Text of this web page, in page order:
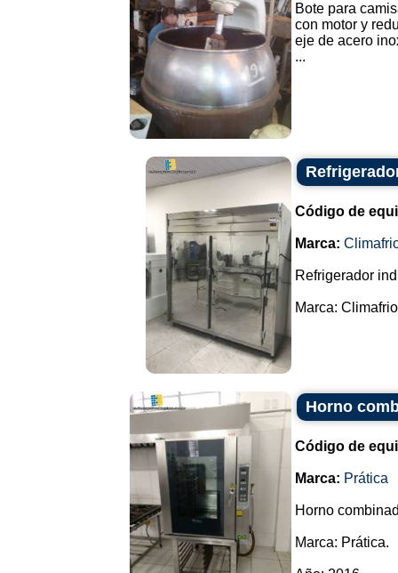
Bote para
con motor y
eje de acero
...
Código de
Marca:
Refrigerador
Marca:
Horno
Código de
Marca: Prática
Horno
Marca: Prática.